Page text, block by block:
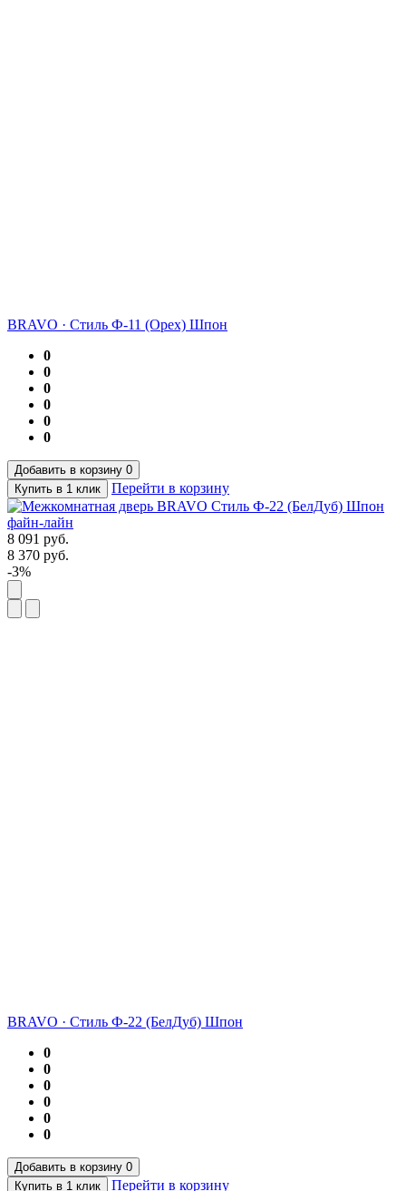
BRAVO · Стиль Ф-11 (Орех) Шпон
0
0
0
0
0
0
Добавить в корзину 0
Купить в 1 клик
Перейти в корзину
8 091 руб.
8 370 руб.
-3%
BRAVO · Стиль Ф-22 (БелДуб) Шпон
0
0
0
0
0
0
Добавить в корзину 0
Купить в 1 клик
Перейти в корзину